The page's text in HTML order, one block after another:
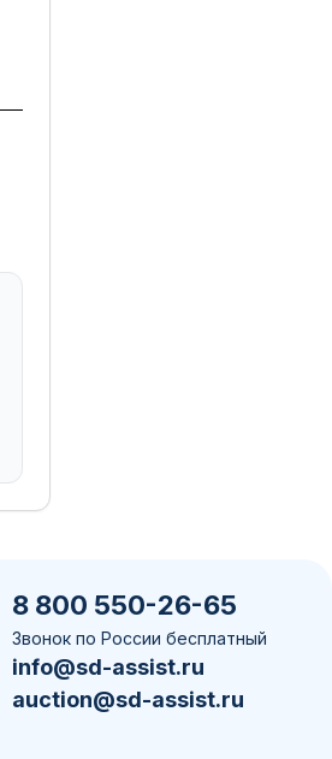
8 800 550-26-65
Звонок по России бесплатный
info@sd-assist.ru
auction@sd-assist.ru